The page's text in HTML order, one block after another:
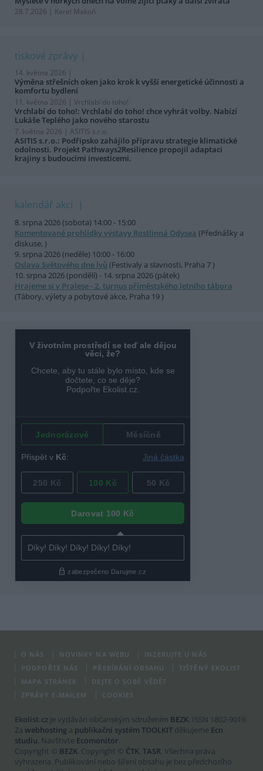
28.7.2026 | Karel Makoň
tiskové zprávy
14. května 2026 |
Výměna střešních oken jako krok k vyšší energetické účinnosti a
komfortu bydlení
11. května 2026 | Vrchlabí do toho!
Vrchlabí do toho!: Vrchlabí do toho! chce vyhrát volby. Nabízí
Lukáše Teplého jako nového starostu
7. května 2026 | ASITIS s.r.o.
ASITIS s.r.o.: Podřipsko zahájilo přípravu strategie klimatické
odolnosti. Projekt Pathways2Resilience propojil adaptaci
krajiny s budoucími investicemi.
kalendář akcí
8. srpna 2026 (sobota) 14:00 - 15:00
Komentované prohlídky výstavy Rostlinná Odysea (Přednášky a
diskuse, )
9. srpna 2026 (neděle) 10:00 - 16:00
Oslava Světového dne lvů (Festivaly a slavnosti, Praha 7 )
10. srpna 2026 (pondělí) - 14. srpna 2026 (pátek)
Hrajeme si v Pralese - 2. turnus příměstského letního tábora
(Tábory, výlety a pobytové akce, Praha 19 )
O NÁS NOVINKY NA WEBU
INZERUJTE U NÁS
PODPOŘTE NÁS
PŘEBÍRÁNÍ OBSAHU
TIŠTĚNÝ EKOLIST
MAPA STRÁNEK
DEJTE O SOBĚ VĚDĚT
ZPRÁVY E-MAILEM
COOKIES
Ekolist.cz je vydáván občanským sdružením BEZK. ISSN 1802-9019.
Za webhosting a publikační systém TOOLKIT děkujeme Ecn
studiu. Navštivte Ecomonitor.
Copyright © BEZK. Copyright © ČTK, TASR. Všechna práva
vyhrazena. Publikování nebo šíření obsahu je bez předchozího